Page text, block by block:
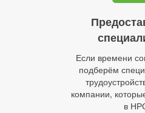
Если времени
подберём
компании,
в